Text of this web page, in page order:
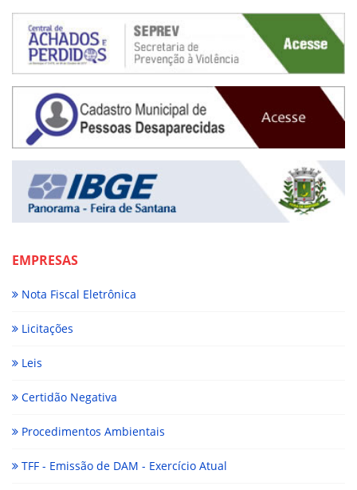
EMPRESAS
Nota Fiscal Eletrônica
Licitações
Leis
Certidão Negativa
Procedimentos Ambientais
TFF - Emissão de DAM - Exercício Atual